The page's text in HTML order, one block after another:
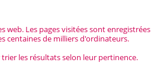
Les pages visitées sont enregistrées
centaines de milliers d'ordinateurs.
les résultats selon leur pertinence.